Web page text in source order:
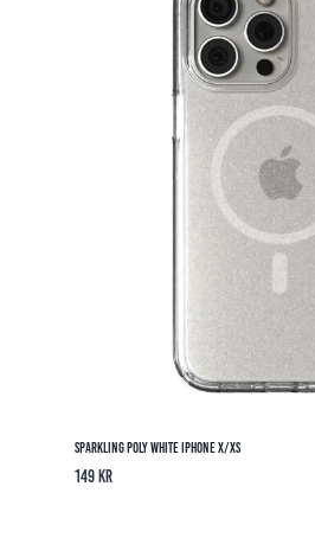
Sparkling Poly White iPhone X/XS
149 kr